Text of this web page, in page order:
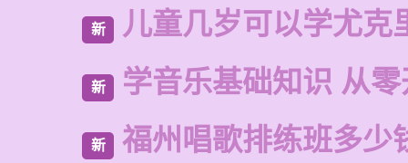
新 儿童几岁可以学尤克
新 学音乐基础知识 从
新 福州唱歌排练班多少